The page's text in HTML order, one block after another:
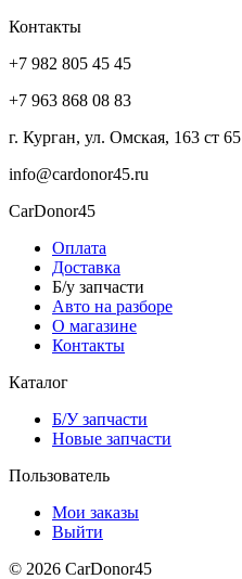
Контакты
+7 982 805 45 45
+7 963 868 08 83
г. Курган, ул. Омская, 163 ст 65
info@cardonor45.ru
CarDonor45
Оплата
Доставка
Б/у запчасти
Авто на разборе
О магазине
Контакты
Каталог
Б/У запчасти
Новые запчасти
Пользователь
Мои заказы
Выйти
© 2026 CarDonor45